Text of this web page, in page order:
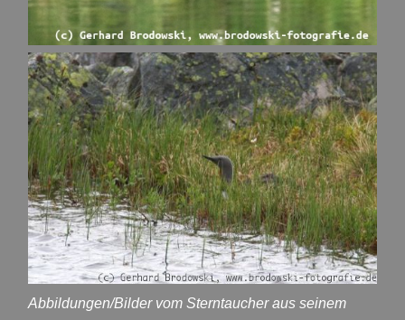
Abbildungen/Bilder vom Sterntaucher aus seinem